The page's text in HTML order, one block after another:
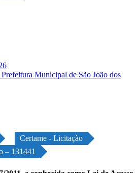
Certame - Licitação
– 131441